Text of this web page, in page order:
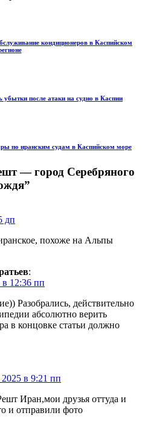
кондиционеров в Каспийском
убытки после атаки на судно в Каспии
по иранским судам в Каспийском море
— город Серебряного
дп
похоже на Альпы
:
в 12:36 пп
Разобрались, действительно
абсолютно верить
в концовке статьи должно
2025 в 9:21 пп
Иран,мои друзья оттуда и
и отправили фото